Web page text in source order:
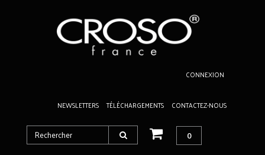
CONNEXION
NEWSLETTERS TÉLÉCHARGEMENTS CONTACTEZ-NOUS
0